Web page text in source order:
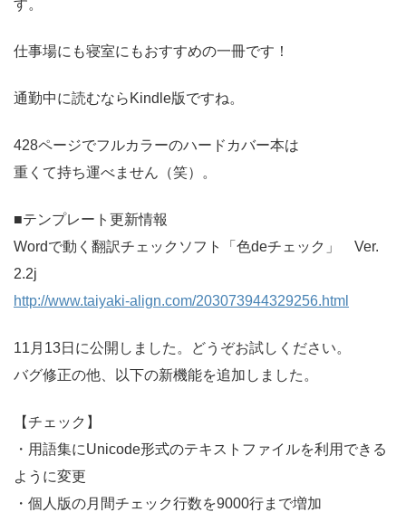
す。
仕事場にも寝室にもおすすめの一冊です！
通勤中に読むならKindle版ですね。
428ページでフルカラーのハードカバー本は
重くて持ち運べません（笑）。
■テンプレート更新情報
Wordで動く翻訳チェックソフト「色deチェック」 Ver.
2.2j
http://www.taiyaki-align.com/203073944329256.html
11月13日に公開しました。どうぞお試しください。
バグ修正の他、以下の新機能を追加しました。
【チェック】
・用語集にUnicode形式のテキストファイルを利用できる
ように変更
・個人版の月間チェック行数を9000行まで増加